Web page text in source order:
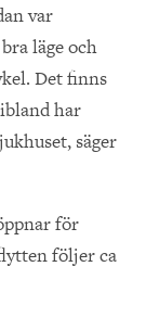
var
läge och
Det finns
har
säger
för
följer ca